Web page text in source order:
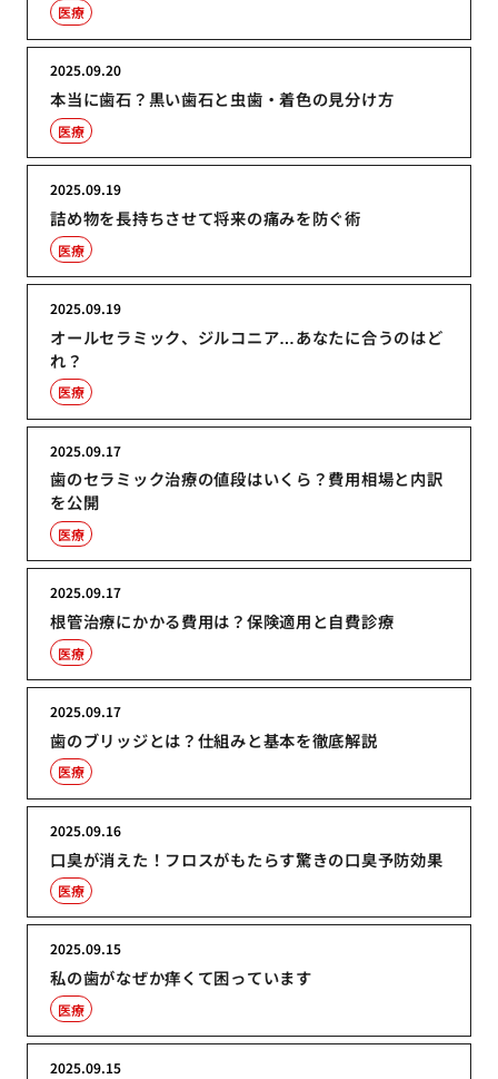
医療
本当に歯石？黒い歯石と虫歯・着色の見分け方
2025.09.20
医療
詰め物を長持ちさせて将来の痛みを防ぐ術
2025.09.19
医療
オールセラミック、ジルコニア…あなたに合うのはど
れ？
2025.09.19
医療
歯のセラミック治療の値段はいくら？費用相場と内訳
を公開
2025.09.17
医療
根管治療にかかる費用は？保険適用と自費診療
2025.09.17
医療
歯のブリッジとは？仕組みと基本を徹底解説
2025.09.17
医療
口臭が消えた！フロスがもたらす驚きの口臭予防効果
2025.09.16
医療
私の歯がなぜか痒くて困っています
2025.09.15
医療
2025.09.15